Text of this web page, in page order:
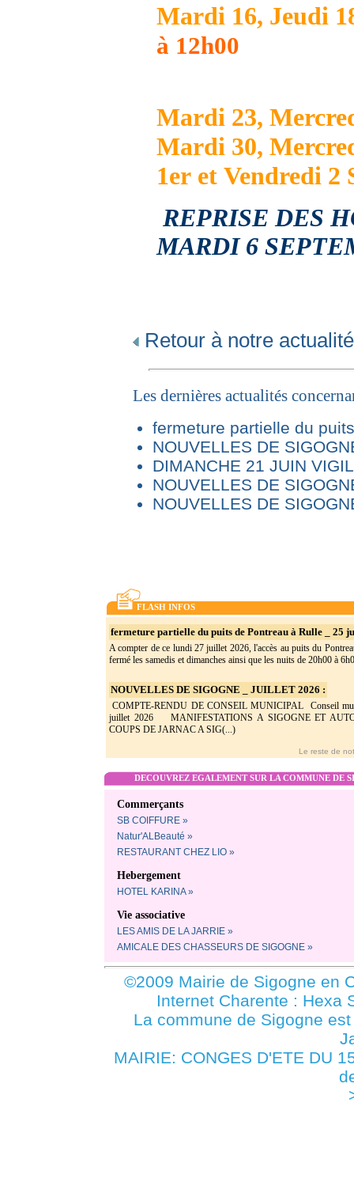
Mardi 16, Jeudi
à 12h00
Mardi 23,
Mardi 30,
1er et Vendredi 2
REPRISE DES
MARDI 6
Retour à notre actualité
Les dernières actualités
fermeture partielle du
NOUVELLES DE
DIMANCHE 21 JUIN
NOUVELLES DE
NOUVELLES DE
FLASH INFOS
fermeture partielle du puits de Pontreau à Rulle _ 25
A compter de ce lundi 27 juillet 2026, l'accès au puits du
fermé les samedis et dimanches ainsi que les nuits de 20h00 à
NOUVELLES DE SIGOGNE _ JUILLET 2026 :
COMPTE-RENDU DE CONSEIL MUNICIPAL Conseil
juillet 2026 MANIFESTATIONS A SIGOGNE ET
COUPS DE JARNAC A SIG(...)
Le reste de
DECOUVREZ EGALEMENT SUR LA COMMUNE DE
Commerçants
SB COIFFURE »
Natur'ALBeauté »
RESTAURANT CHEZ LIO »
Hebergement
HOTEL KARINA »
Vie associative
LES AMIS DE LA JARRIE »
AMICALE DES CHASSEURS DE SIGOGNE »
©2009 Mairie de Sigogne en
Internet Charente : Hexa
La commune de Sigogne
MAIRIE: CONGES D'ETE DU